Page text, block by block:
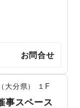
お問合せ
分県） １F
スペース